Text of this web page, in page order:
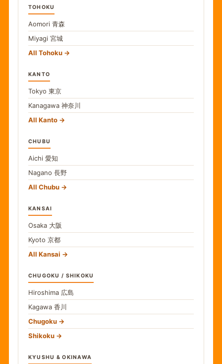
TOHOKU
Aomori 青森
Miyagi 宮城
All Tohoku
KANTO
Tokyo 東京
Kanagawa 神奈川
All Kanto
CHUBU
Aichi 愛知
Nagano 長野
All Chubu
KANSAI
Osaka 大阪
Kyoto 京都
All Kansai
CHUGOKU / SHIKOKU
Hiroshima 広島
Kagawa 香川
Chugoku
Shikoku
KYUSHU & OKINAWA